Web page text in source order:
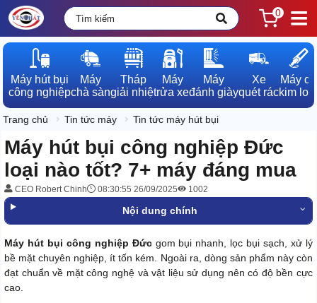
0
Máy hút bụi
công nghiệp
Máy
chà sàn
Tháp
giải nhiệt
Máy
rửa xe
Máy
đánh giày
Xe
quét rác
Máy dò
kim loại
Trang chủ Tin tức máy Tin tức máy hút bụi
Máy hút bụi công nghiệp Đức
loại nào tốt? 7+ máy đáng mua
CEO Robert Chinh 08:30:55 26/09/2025 1002
Nội dung chính
Máy hút bụi công nghiệp Đứcgom bụi nhanh, lọc bụi sạch, xử lý
bề mặt chuyên nghiệp, ít tốn kém. Ngoài ra, dòng sản phẩm này còn
đạt chuẩn về mặt công nghệ và vật liệu sử dụng nên có độ bền cực
cao.